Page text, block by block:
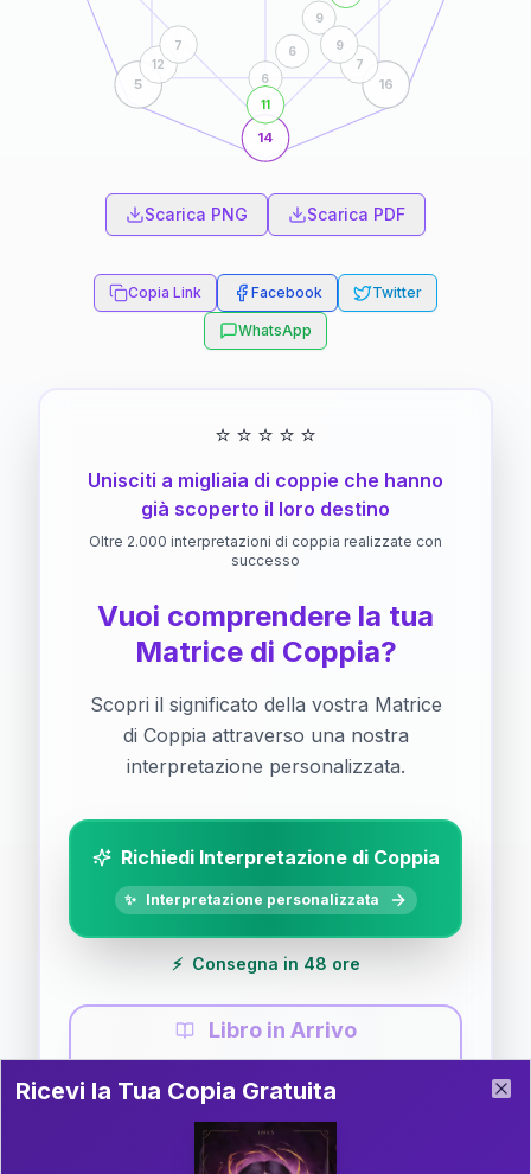
14
5 16
6
6
9
11
12
7
7
9
Scarica PNG Scarica PDF
Copia Link Facebook Twitter
WhatsApp
⭐ ⭐ ⭐ ⭐ ⭐
Unisciti a migliaia di coppie che hanno
già scoperto il loro destino
Oltre 2.000 interpretazioni di coppia realizzate con
successo
Vuoi comprendere la tua
Matrice di Coppia?
Scopri il significato della vostra Matrice
di Coppia attraverso una nostra
interpretazione personalizzata.
Richiedi Interpretazione di Coppia
✨ Interpretazione personalizzata
⚡ Consegna in 48 ore
Libro in Arrivo
Guida completa di Coppia
Il libro è in fase di scrittura. Iscriviti alla newsletter
per ricevere aggiornamenti!
Ricevi la Tua Copia Gratuita del Libro
Ricevi la Tua Copia Gratuita